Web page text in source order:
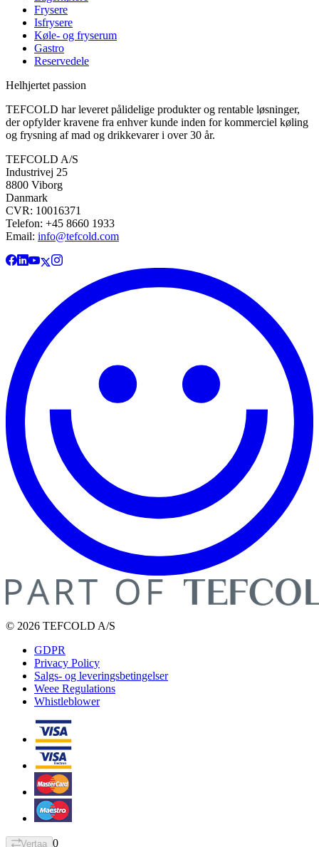
Frysere
Isfrysere
Køle- og fryserum
Gastro
Reservedele
Helhjertet passion
TEFCOLD har leveret pålidelige produkter og rentable løsninger,
der opfylder kravene fra enhver kunde inden for kommerciel køling
og frysning af mad og drikkevarer i over 30 år.
TEFCOLD A/S
Industrivej 25
8800 Viborg
Danmark
CVR: 10016371
Telefon: +45 8660 1933
Email: info@tefcold.com
© 2026 TEFCOLD A/S
GDPR
Privacy Policy
Salgs- og leveringsbetingelser
Weee Regulations
Whistleblower
Vertaa 0